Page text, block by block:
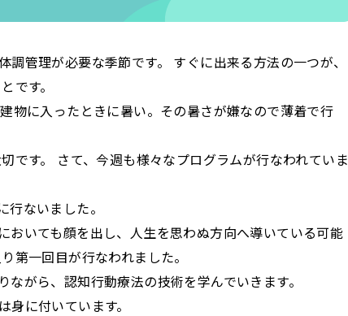
管理が必要な季節です。 すぐに出来る方法の一つが、
です。
物に入ったときに暑い。その暑さが嫌なので薄着で行
です。 さて、今週も様々なプログラムが行なわれていま
ないました。
おいても顔を出し、人生を思わぬ方向へ導いている可能
第一回目が行なわれました。
がら、認知行動療法の技術を学んでいきます。
に付いています。